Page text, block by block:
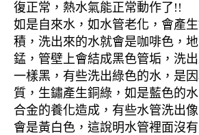
復正常，熱水氣能正常動作了!!
如是自來水，如水管老化，會產
積，洗出來的水就會是咖啡色，
錳，管壁上會結成黑色管垢，洗
一樣黑，有些洗出綠色的水，是
質，生鏽產生銅綠，如是藍色的
合金的養化造成，有些水管洗出
會是黃白色，這說明水管裡面沒